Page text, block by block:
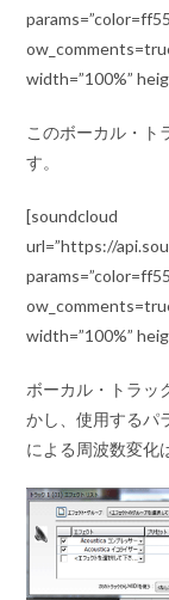
width=”100%”
このボーカル・ト
す。
[soundcloud
url=”https://
width=”100%”
ボーカル・トラッ
かし、使用するパ
による周波数変化